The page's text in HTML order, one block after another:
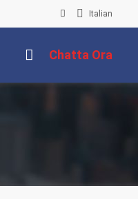
Italian
Chatta Ora